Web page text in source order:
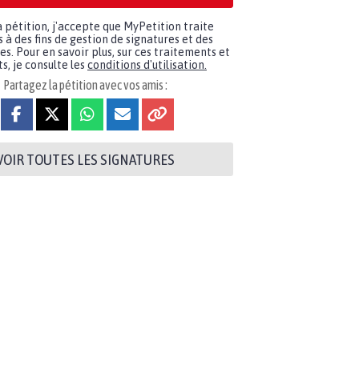
pétition, j'accepte que MyPetition traite
à des fins de gestion de signatures et des
Pour en savoir plus, sur ces traitements et
je consulte les conditions d'utilisation.
Partagez la pétition avec vos amis :
TOUTES LES SIGNATURES